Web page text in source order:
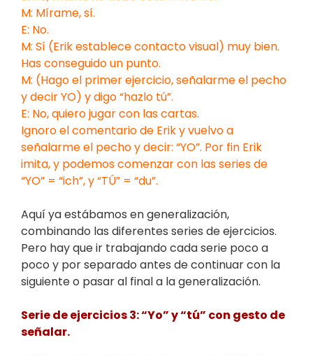
M: Mírame, sí.
E: No.
M: Sí (Erik establece contacto visual) muy bien.
Has conseguido un punto.
M: (Hago el primer ejercicio, señalarme el pecho
y decir YO) y digo “hazlo tú”.
E: No, quiero jugar con las cartas.
Ignoro el comentario de Erik y vuelvo a
señalarme el pecho y decir: “YO”. Por fin Erik
imita, y podemos comenzar con las series de
“YO” = “ich”, y “TÚ” = “du”.
Aquí ya estábamos en generalización,
combinando las diferentes series de ejercicios.
Pero hay que ir trabajando cada serie poco a
poco y por separado antes de continuar con la
siguiente o pasar al final a la generalización.
Serie de ejercicios 3: “Yo” y “tú” con gesto de
señalar.